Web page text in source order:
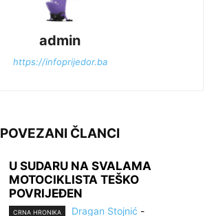
admin
https://infoprijedor.ba
POVEZANI ČLANCI
U SUDARU NA SVALAMA
MOTOCIKLISTA TEŠKO
POVRIJEĐEN
CRNA HRONIKA Dragan Stojnić -